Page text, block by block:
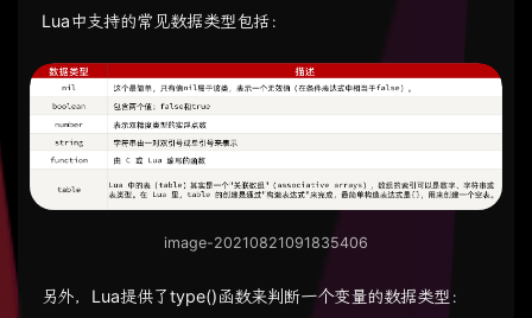
Lua中支持的常见数据类型包括：
image-20210821091835406
另外，Lua提供了type()函数来判断一个变量的数据类型：